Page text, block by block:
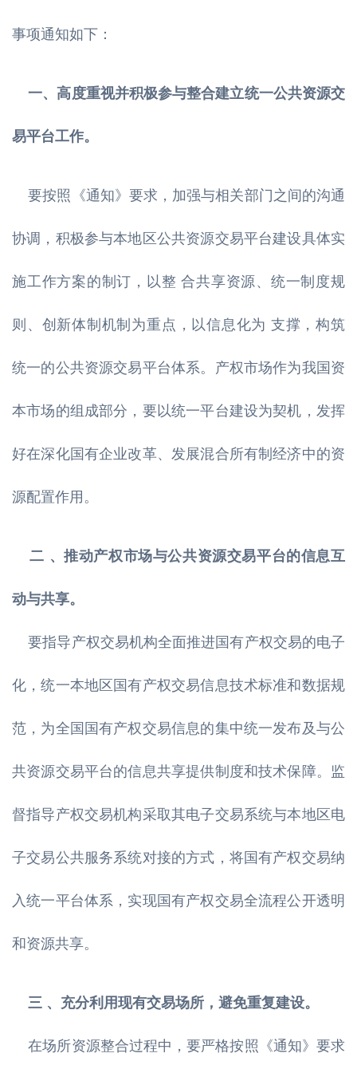
事项通知如下：
一、高度重视并积极参与整合建立统一公共资源交
易平台工作。
要按照《通知》要求，加强与相关部门之间的沟通
协调，积极参与本地区公共资源交易平台建设具体实
施工作方案的制订，以整 合共享资源、统一制度规
则、创新体制机制为重点，以信息化为 支撑，构筑
统一的公共资源交易平台体系。产权市场作为我国资
本市场的组成部分，要以统一平台建设为契机，发挥
好在深化国有企业改革、发展混合所有制经济中的资
源配置作用。
二 、推动产权市场与公共资源交易平台的信息互
动与共享。
要指导产权交易机构全面推进国有产权交易的电子
化，统一本地区国有产权交易信息技术标准和数据规
范，为全国国有产权交易信息的集中统一发布及与公
共资源交易平台的信息共享提供制度和技术保障。监
督指导产权交易机构采取其电子交易系统与本地区电
子交易公共服务系统对接的方式，将国有产权交易纳
入统一平台体系，实现国有产权交易全流程公开透明
和资源共享。
三 、充分利用现有交易场所，避免重复建设。
在场所资源整合过程中，要严格按照《通知》要求